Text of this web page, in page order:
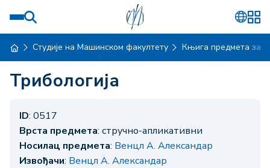
Студије на Машинском факултету Књига предмета за
Трибологија
ID: 0517
Врста предмета: стручно-апликативни
Носилац предмета: Венцл А. Александар
Извођачи: Венцл А. Александар